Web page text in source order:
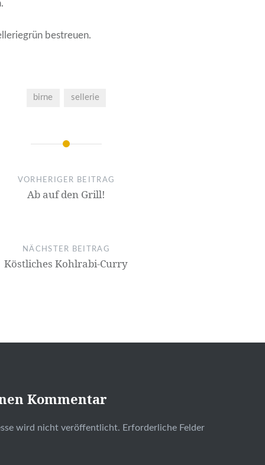
bestreuen.
birne sellerie
VORHERIGER BEITRAG
Ab auf den Grill!
NÄCHSTER BEITRAG
Köstliches Kohlrabi-Curry
Kommentar
wird nicht veröffentlicht. Erforderliche Felder